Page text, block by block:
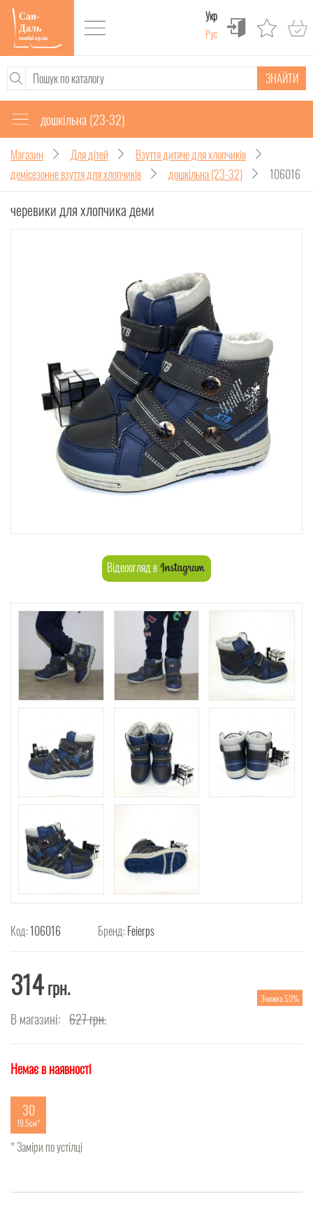
Укр
Рус
ЗНАЙТИ
дошкільна (23-32)
Магазин Для дітей
Взуття дитяче для хлопчиків
демісезонне взуття для хлопчиків
дошкільна (23-32) 106016
черевики для хлопчика деми
Відеоогляд в
Код:106016 Бренд:Feierps
314грн.
В магазині: 627грн.
Знижка 50%
Немає в наявності
30
19.5см
* Заміри по устілці